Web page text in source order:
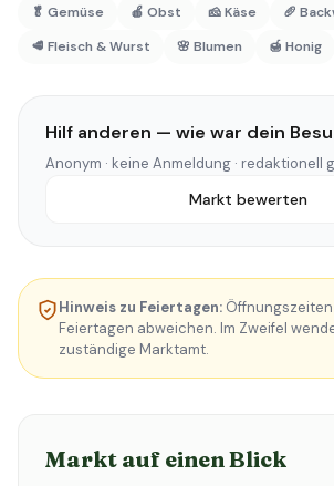
🥬 Gemüse 🍎 Obst 🧀 Käse
🥖
🥩 Fleisch & Wurst
🌸 Blumen 🍯 Honig
Hilf anderen — wie war dein
Anonym · keine Anmeldung · redaktionell
Markt bewerten
Hinweis zu Feiertagen:
Feiertagen abweichen. Im Zweifel
zuständige Marktamt.
Markt auf einen Blick